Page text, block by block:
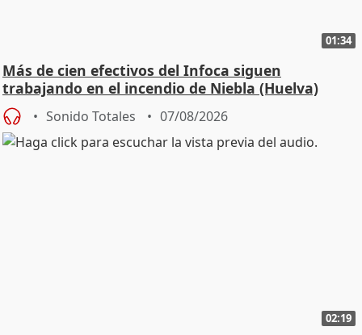
01:34
Más de cien efectivos del Infoca siguen
trabajando en el incendio de Niebla (Huelva)
Sonido Totales 07/08/2026
02:19